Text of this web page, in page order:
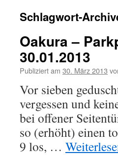
Schlagwort-
Oakura –
30.01.2013
Publiziert am 30. März 2013
Vor sieben
vergessen und
bei offener
so (erhöht) einen
9 los, …